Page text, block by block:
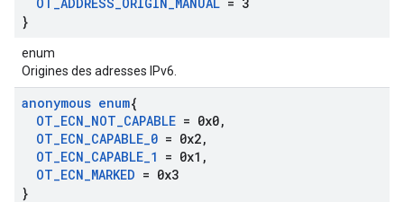
}
enum
Origines des adresses IPv6.
anonymous enum{
OT_ECN_NOT_CAPABLE = 0x0,
OT_ECN_CAPABLE_0 = 0x2,
OT_ECN_CAPABLE_1 = 0x1 ,
OT_ECN_MARKED = 0x3
}